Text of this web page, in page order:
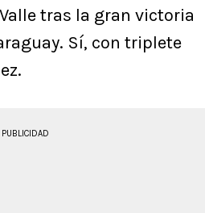
tras la gran victoria
Sí, con triplete
PUBLICIDAD